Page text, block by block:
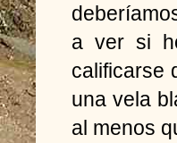
a ver si
calificarse
una vela
al menos